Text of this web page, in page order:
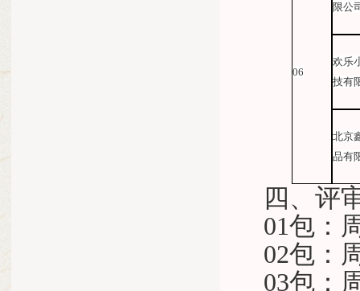
06
限公
欢乐
技有
北京
品有
四、评
01包：
02包：
03包：